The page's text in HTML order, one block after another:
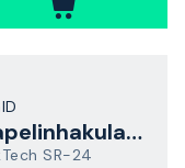
Kaapelinhakulaite
SR-24